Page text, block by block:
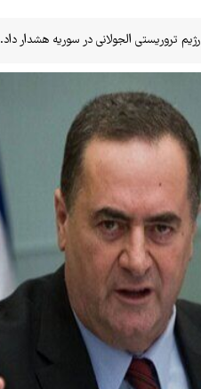
تروریستی الجولانی در سوریه هشدار داد.